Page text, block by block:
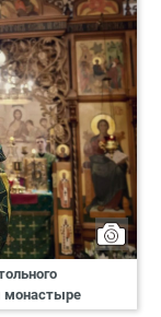
монастыре